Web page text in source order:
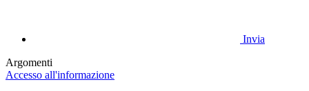
Invia
Argomenti
Accesso all'informazione